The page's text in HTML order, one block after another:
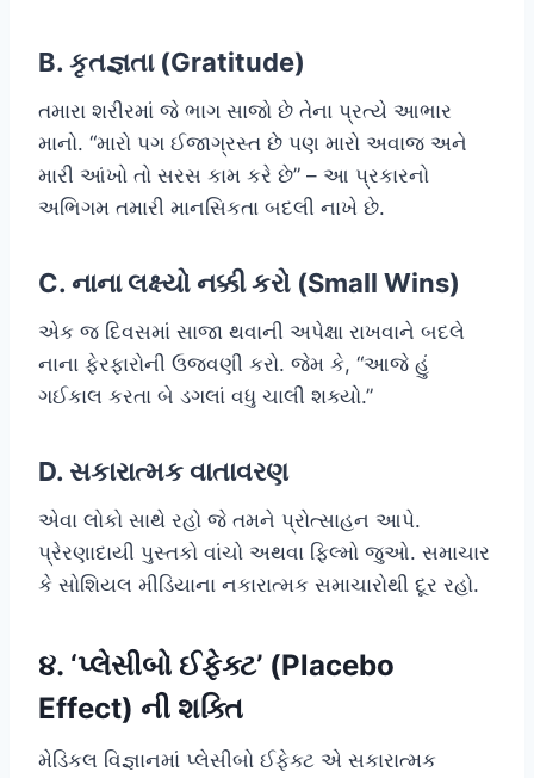
B. કૃતજ્ઞતા (Gratitude)
તમારા શરીરમાં જે ભાગ સાજો છે તેના પ્રત્યે આભાર
માનો. “મારો પગ ઈજાગ્રસ્ત છે પણ મારો અવાજ અને
મારી આંખો તો સરસ કામ કરે છે” – આ પ્રકારનો
અભિગમ તમારી માનસિકતા બદલી નાખે છે.
C. નાના લક્ષ્યો નક્કી કરો (Small Wins)
એક જ દિવસમાં સાજા થવાની અપેક્ષા રાખવાને બદલે
નાના ફેરફારોની ઉજવણી કરો. જેમ કે, “આજે હું
ગઈકાલ કરતા બે ડગલાં વધુ ચાલી શક્યો.”
D. સકારાત્મક વાતાવરણ
એવા લોકો સાથે રહો જે તમને પ્રોત્સાહન આપે.
પ્રેરણાદાયી પુસ્તકો વાંચો અથવા ફિલ્મો જુઓ. સમાચાર
કે સોશિયલ મીડિયાના નકારાત્મક સમાચારોથી દૂર રહો.
૪. ‘પ્લેસીબો ઈફેક્ટ’ (Placebo
Effect) ની શક્તિ
મેડિકલ વિજ્ઞાનમાં પ્લેસીબો ઈફેક્ટ એ સકારાત્મક